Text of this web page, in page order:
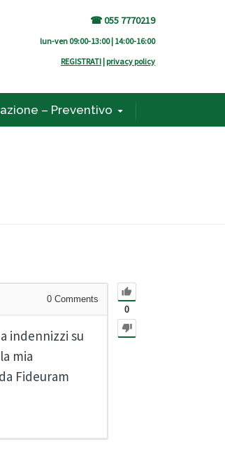
☎ 055 7770219
lun-ven 09:00-13:00 | 14:00-16:00
REGISTRATI | privacy policy
– Preventivo
0
0 Comments
indennizzi su
mia
Fideuram